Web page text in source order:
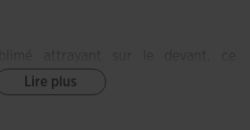
non seulement par son apparence
Lire plus